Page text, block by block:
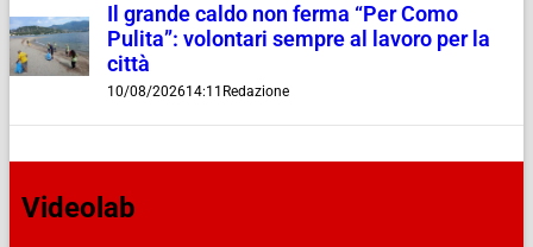
Il grande caldo non ferma “Per Como
Pulita”: volontari sempre al lavoro per la
città
10/08/202614:11 Redazione
Videolab